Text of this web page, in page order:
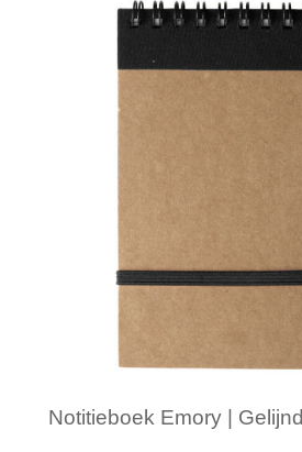
Minimale afname: 1
Notitieboek Emory | Gelijnd